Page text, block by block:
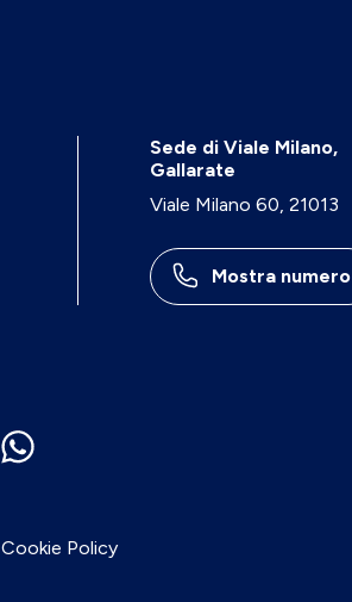
Sede di Viale Milano,
Gallarate
Viale Milano 60, 21013
Mostra numero
Cookie Policy